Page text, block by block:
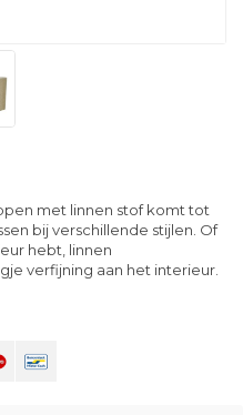
met linnen stof komt tot
bij verschillende stijlen. Of
hebt, linnen
verfijning aan het interieur.